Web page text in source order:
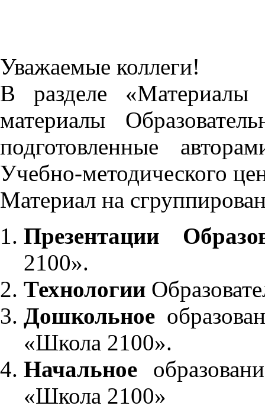
Уважаемые коллеги!
В разделе «Материалы
материалы
подготовленные
Учебно-методического
Материал на
Презентации
2100».
Технологии
Дошкольное
«Школа 2100».
Начальное
«Школа 2100»